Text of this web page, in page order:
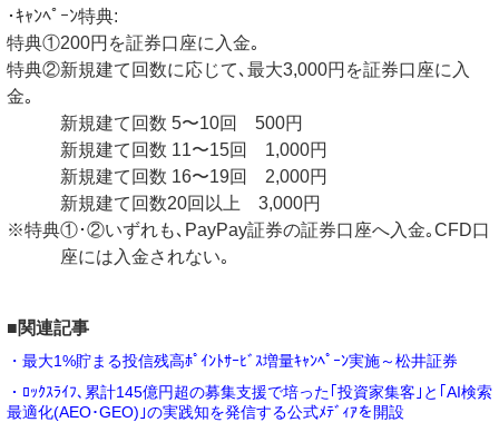
･ｷｬﾝﾍﾟｰﾝ特典:
特典①200円を証券口座に入金｡
特典②新規建て回数に応じて､最大3,000円を証券口座に入
金｡
新規建て回数 5〜10回 500円
新規建て回数 11〜15回 1,000円
新規建て回数 16〜19回 2,000円
新規建て回数20回以上 3,000円
※特典①･②いずれも､PayPay証券の証券口座へ入金｡CFD口
座には入金されない｡
■関連記事
・最大1%貯まる投信残高ﾎﾟｲﾝﾄｻｰﾋﾞｽ増量ｷｬﾝﾍﾟｰﾝ実施～松井証券
・ﾛｯｸｽﾗｲﾌ､累計145億円超の募集支援で培った｢投資家集客｣と｢AI検索
最適化(AEO･GEO)｣の実践知を発信する公式ﾒﾃﾞｨｱを開設